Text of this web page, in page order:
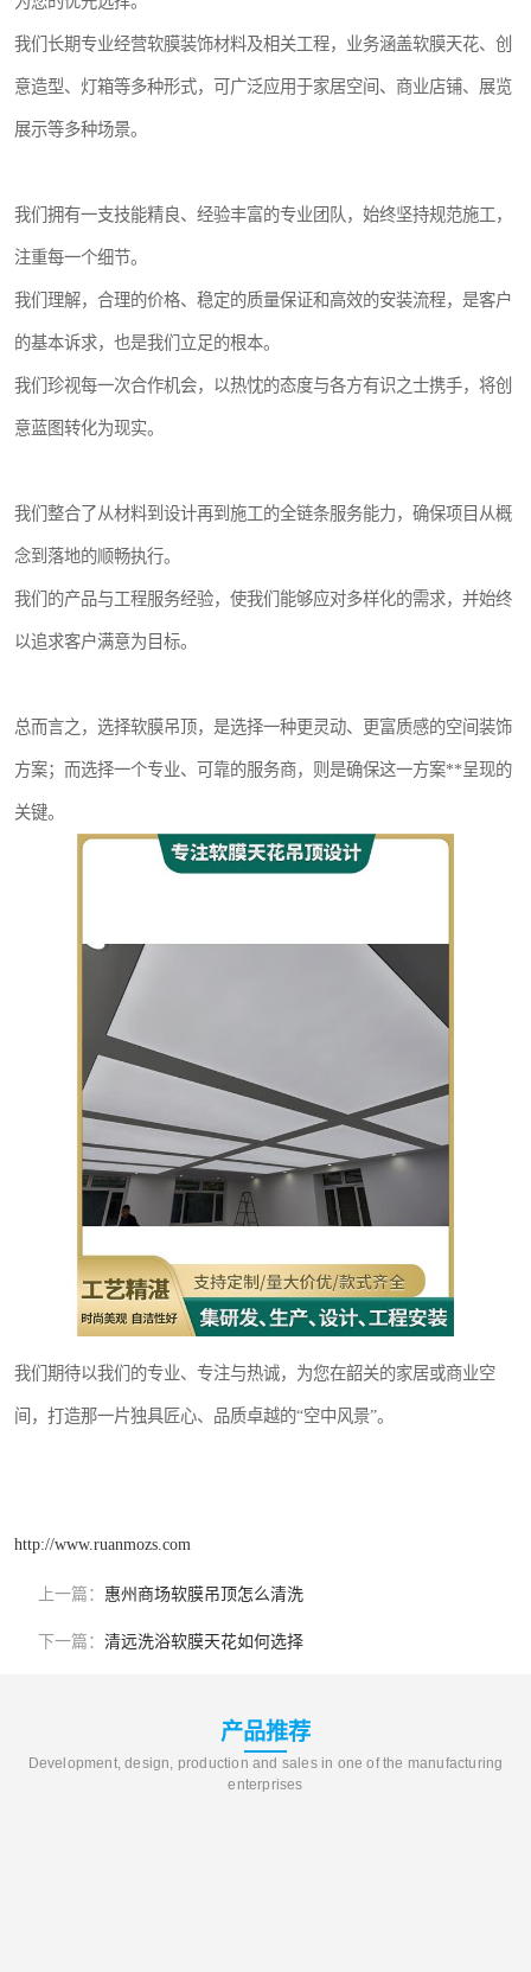
我们长期专业经营软膜装饰材料及相关工程，业务涵盖软膜天花、创
意造型、灯箱等多种形式，可广泛应用于家居空间、商业店铺、展览
展示等多种场景。
我们拥有一支技能精良、经验丰富的专业团队，始终坚持规范施工，
注重每一个细节。
我们理解，合理的价格、稳定的质量保证和高效的安装流程，是客户
的基本诉求，也是我们立足的根本。
我们珍视每一次合作机会，以热忱的态度与各方有识之士携手，将创
意蓝图转化为现实。
我们整合了从材料到设计再到施工的全链条服务能力，确保项目从概
念到落地的顺畅执行。
我们的产品与工程服务经验，使我们能够应对多样化的需求，并始终
以追求客户满意为目标。
总而言之，选择软膜吊顶，是选择一种更灵动、更富质感的空间装饰
方案；而选择一个专业、可靠的服务商，则是确保这一方案**呈现的
关键。
我们期待以我们的专业、专注与热诚，为您在韶关的家居或商业空
间，打造那一片独具匠心、品质卓越的“空中风景”。
http://www.ruanmozs.com
上一篇： 惠州商场软膜吊顶怎么清洗
下一篇： 清远洗浴软膜天花如何选择
产品推荐
Development, design, production and sales in one of the manufacturing
enterprises